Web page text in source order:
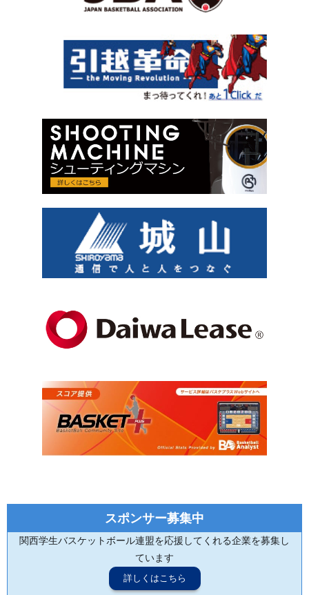
スポンサー募集中
関西学生バスケットボール連盟を応援してくれる企業を募集し
ています
詳しくはこちら